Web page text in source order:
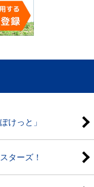
けっと」
ターズ！